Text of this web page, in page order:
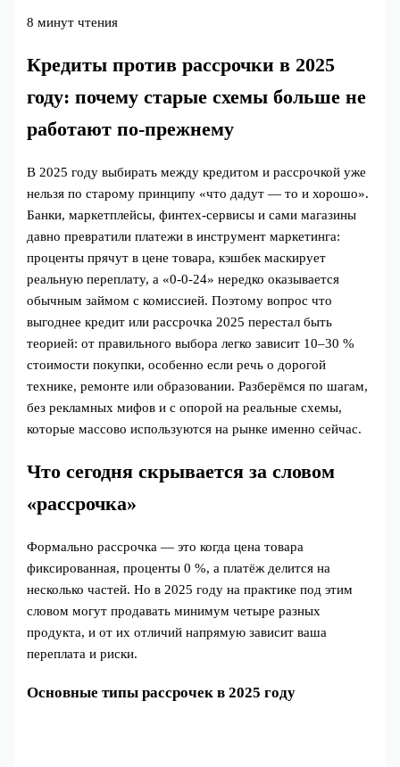
8 минут чтения
Кредиты против рассрочки в 2025
году: почему старые схемы больше не
работают по‑прежнему
В 2025 году выбирать между кредитом и рассрочкой уже
нельзя по старому принципу «что дадут — то и хорошо».
Банки, маркетплейсы, финтех‑сервисы и сами магазины
давно превратили платежи в инструмент маркетинга:
проценты прячут в цене товара, кэшбек маскирует
реальную переплату, а «0‑0‑24» нередко оказывается
обычным займом с комиссией. Поэтому вопрос что
выгоднее кредит или рассрочка 2025 перестал быть
теорией: от правильного выбора легко зависит 10–30 %
стоимости покупки, особенно если речь о дорогой
технике, ремонте или образовании. Разберёмся по шагам,
без рекламных мифов и с опорой на реальные схемы,
которые массово используются на рынке именно сейчас.
Что сегодня скрывается за словом
«рассрочка»
Формально рассрочка — это когда цена товара
фиксированная, проценты 0 %, а платёж делится на
несколько частей. Но в 2025 году на практике под этим
словом могут продавать минимум четыре разных
продукта, и от их отличий напрямую зависит ваша
переплата и риски.
Основные типы рассрочек в 2025 году